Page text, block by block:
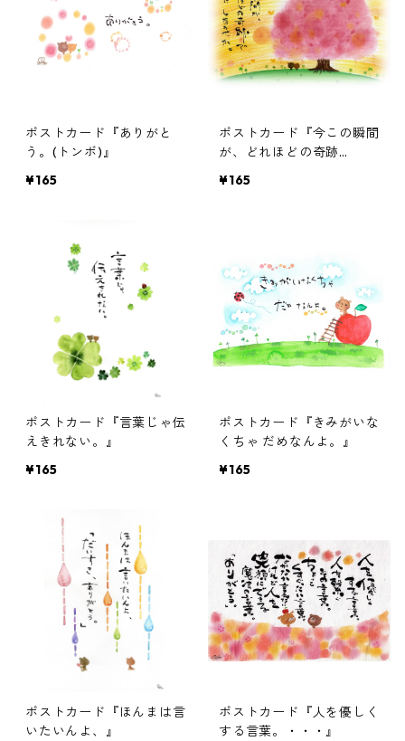
ポストカード『ありがと
う。(トンボ)』
¥165
ポストカード『今この瞬間
が、どれほどの奇跡
¥165
ポストカード『言葉じゃ伝
えきれない。』
¥165
ポストカード『きみがいな
くちゃ だめなんよ。』
¥165
ポストカード『ほんまは言
いたいんよ、』
ポストカード『人を優しく
する言葉。・・・』